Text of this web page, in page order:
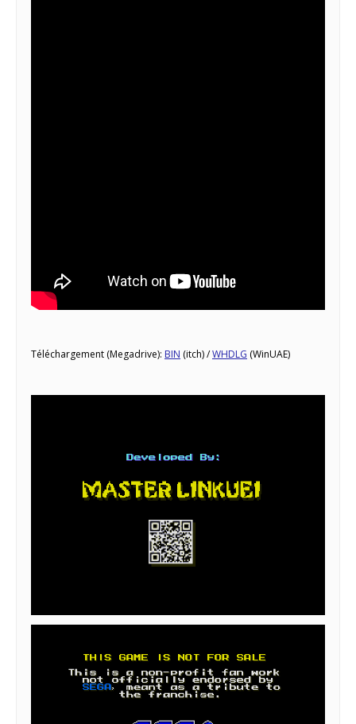
Téléchargement (Megadrive): BIN (itch) /WHDLG (WinUAE)